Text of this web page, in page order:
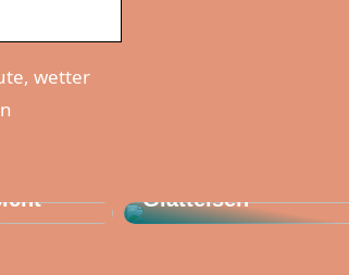
wetter
Glätteisen